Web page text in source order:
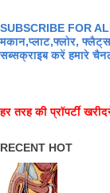
SUBSCRIBE FOR
मकान,प्लाट,फ्लोर,
सब्सक्राइब करें हमारे
हर तरह की प्रॉपर्टी
RECENT HOT